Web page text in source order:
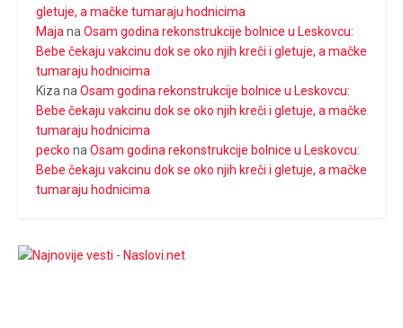
gletuje, a mačke tumaraju hodnicima
Maja na Osam godina rekonstrukcije bolnice u Leskovcu:
Bebe čekaju vakcinu dok se oko njih kreči i gletuje, a mačke
tumaraju hodnicima
Kiza na Osam godina rekonstrukcije bolnice u Leskovcu:
Bebe čekaju vakcinu dok se oko njih kreči i gletuje, a mačke
tumaraju hodnicima
pecko na Osam godina rekonstrukcije bolnice u Leskovcu:
Bebe čekaju vakcinu dok se oko njih kreči i gletuje, a mačke
tumaraju hodnicima